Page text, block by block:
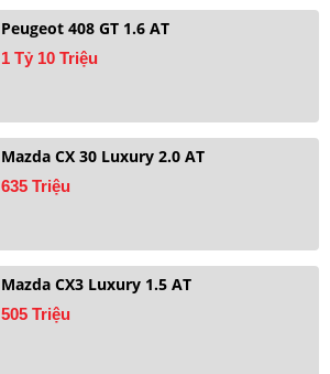
Peugeot 408 GT 1.6 AT
1 Tỷ 10 Triệu
Mazda CX 30 Luxury 2.0 AT
635 Triệu
Mazda CX3 Luxury 1.5 AT
505 Triệu